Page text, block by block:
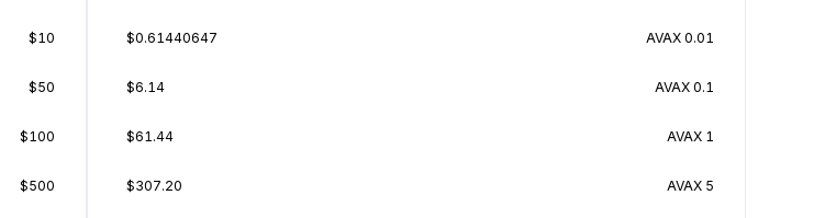
0.01 AVAX
$0.61440647
0.1 AVAX
$6.14
1 AVAX
$61.44
5 AVAX
$307.20
$10
$50
$100
$500